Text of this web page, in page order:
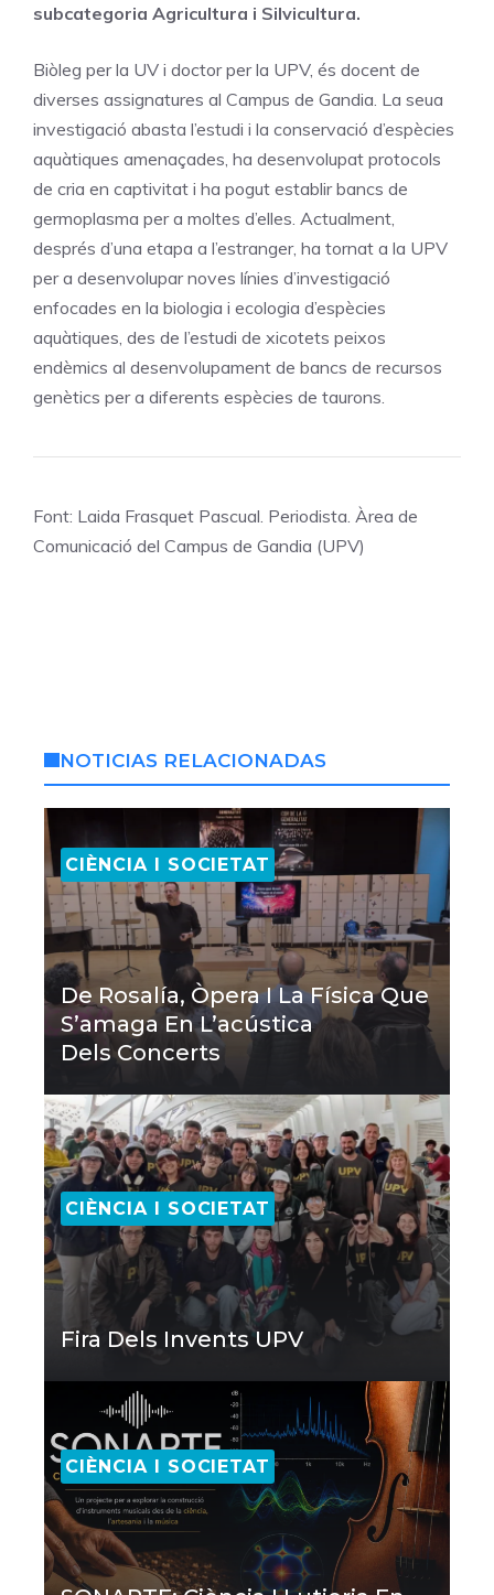
subcategoria Agricultura i Silvicultura.
Biòleg per la UV i doctor per la UPV, és docent de
diverses assignatures al Campus de Gandia. La seua
investigació abasta l’estudi i la conservació d’espècies
aquàtiques amenaçades, ha desenvolupat protocols
de cria en captivitat i ha pogut establir bancs de
germoplasma per a moltes d’elles. Actualment,
després d’una etapa a l’estranger, ha tornat a la UPV
per a desenvolupar noves línies d’investigació
enfocades en la biologia i ecologia d’espècies
aquàtiques, des de l’estudi de xicotets peixos
endèmics al desenvolupament de bancs de recursos
genètics per a diferents espècies de taurons.
Font: Laida Frasquet Pascual. Periodista. Àrea de
Comunicació del Campus de Gandia (UPV)
NOTICIAS RELACIONADAS
CIÈNCIA I SOCIETAT
De Rosalía, Òpera I La Física Que
S’amaga En L’acústica
Dels Concerts
CIÈNCIA I SOCIETAT
Fira Dels Invents UPV
CIÈNCIA I SOCIETAT